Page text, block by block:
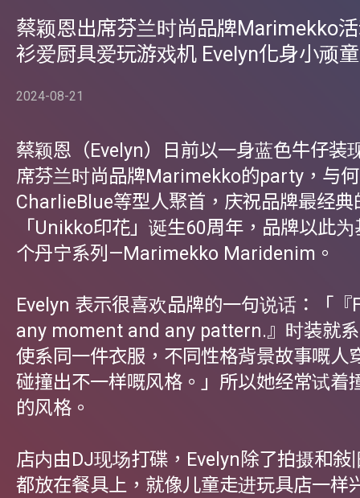
蔡颖恩出席芬兰时尚品牌Marimekko
衫爱厨具爱玩游戏机 Evelyn化身小顽童
2024-08-21
蔡颖恩（Evelyn）日前以一身蓝色牛仔装
席芬兰时尚品牌Marimekko的party，与
CharlieBlue等型人聚首，庆祝品牌最经典
「Unikko印花」诞生60周年，品牌以此
个丹宁系列—Marimekko Maridenim。
Evelyn 表示很喜欢品牌的一句说话：「『
any moment and any pattern.』时装就
使系同一件衣服，不同性格背景故事嘅人
碰撞出不一样嘅风格。」所以她经常试着
的风格。
店内由DJ现场打碟，Evelyn除了拍摄和敍
都放在餐具上，就像儿童走进玩具店一样